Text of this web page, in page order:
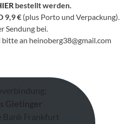
bestellt werden.
9,9 € (plus Porto und Verpackung).
Sendung bei.
an heinoberg38@gmail.com
Gietinger
Bank Frankfurt